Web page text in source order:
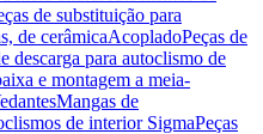
de substituição para
de cerâmicaAcopladoPeças de
descarga para autoclismo de
e montagem a meia-
Mangas de
de interior SigmaPeças